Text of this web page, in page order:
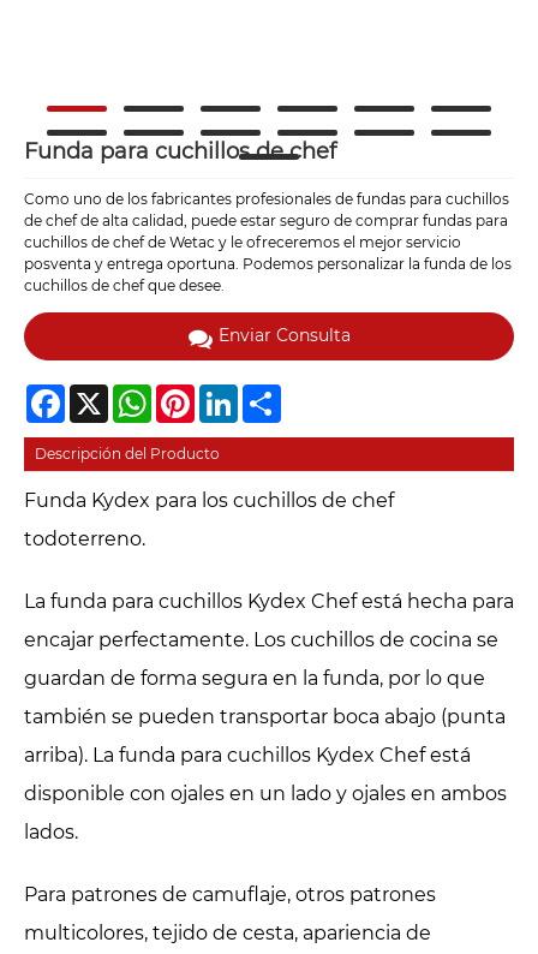
Funda para cuchillos de chef
Como uno de los fabricantes profesionales de fundas para cuchillos
de chef de alta calidad, puede estar seguro de comprar fundas para
cuchillos de chef de Wetac y le ofreceremos el mejor servicio
posventa y entrega oportuna. Podemos personalizar la funda de los
cuchillos de chef que desee.
Enviar Consulta
Facebook
X WhatsAppPinterestLinkedIn
Descripción del Producto
Funda Kydex para los cuchillos de chef
todoterreno.
La funda para cuchillos Kydex Chef está hecha para
encajar perfectamente. Los cuchillos de cocina se
guardan de forma segura en la funda, por lo que
también se pueden transportar boca abajo (punta
arriba). La funda para cuchillos Kydex Chef está
disponible con ojales en un lado y ojales en ambos
lados.
Para patrones de camuflaje, otros patrones
multicolores, tejido de cesta, apariencia de